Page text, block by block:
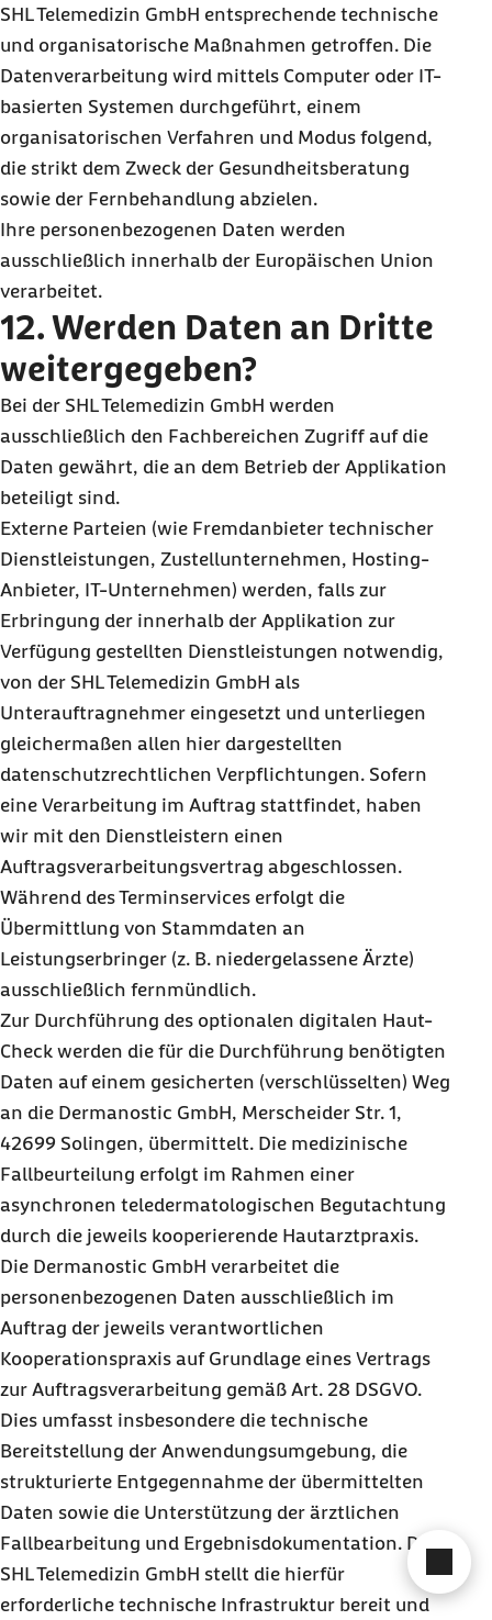
SHL Telemedizin GmbH entsprechende technische
und organisatorische Maßnahmen getroffen. Die
Datenverarbeitung wird mittels Computer oder IT-
basierten Systemen durchgeführt, einem
organisatorischen Verfahren und Modus folgend,
die strikt dem Zweck der Gesundheitsberatung
sowie der Fernbehandlung abzielen.
Ihre personenbezogenen Daten werden
ausschließlich innerhalb der Europäischen Union
verarbeitet.
12. Werden Daten an Dritte
weitergegeben?
Bei der SHL Telemedizin GmbH werden
ausschließlich den Fachbereichen Zugriff auf die
Daten gewährt, die an dem Betrieb der Applikation
beteiligt sind.
Externe Parteien (wie Fremdanbieter technischer
Dienstleistungen, Zustellunternehmen, Hosting-
Anbieter, IT-Unternehmen) werden, falls zur
Erbringung der innerhalb der Applikation zur
Verfügung gestellten Dienstleistungen notwendig,
von der SHL Telemedizin GmbH als
Unterauftragnehmer eingesetzt und unterliegen
gleichermaßen allen hier dargestellten
datenschutzrechtlichen Verpflichtungen. Sofern
eine Verarbeitung im Auftrag stattfindet, haben
wir mit den Dienstleistern einen
Auftragsverarbeitungsvertrag abgeschlossen.
Während des Terminservices erfolgt die
Übermittlung von Stammdaten an
Leistungserbringer (z. B. niedergelassene Ärzte)
ausschließlich fernmündlich.
Zur Durchführung des optionalen digitalen Haut-
Check werden die für die Durchführung benötigten
Daten auf einem gesicherten (verschlüsselten) Weg
an die Dermanostic GmbH, Merscheider Str. 1,
42699 Solingen, übermittelt. Die medizinische
Fallbeurteilung erfolgt im Rahmen einer
asynchronen teledermatologischen Begutachtung
durch die jeweils kooperierende Hautarztpraxis.
Die Dermanostic GmbH verarbeitet die
personenbezogenen Daten ausschließlich im
Auftrag der jeweils verantwortlichen
Kooperationspraxis auf Grundlage eines Vertrags
zur Auftragsverarbeitung gemäß Art. 28 DSGVO.
Dies umfasst insbesondere die technische
Bereitstellung der Anwendungsumgebung, die
strukturierte Entgegennahme der übermittelten
Daten sowie die Unterstützung der ärztlichen
Fallbearbeitung und Ergebnisdokumentation. Die
SHL Telemedizin GmbH stellt die hierfür
erforderliche technische Infrastruktur bereit und